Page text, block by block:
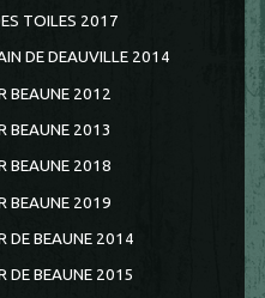
TOILES 2017
DE DEAUVILLE 2014
BEAUNE 2012
BEAUNE 2013
BEAUNE 2018
BEAUNE 2019
DE BEAUNE 2014
DE BEAUNE 2015